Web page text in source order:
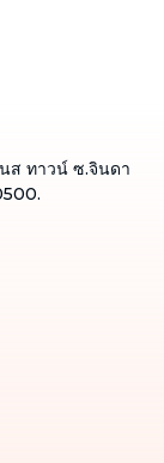
ส ทาวน์ ซ.จินดา